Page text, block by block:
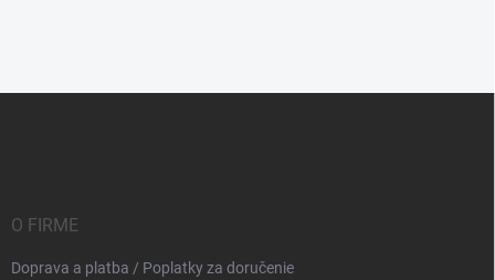
O FIRME
Doprava a platba / Poplatky za doručenie